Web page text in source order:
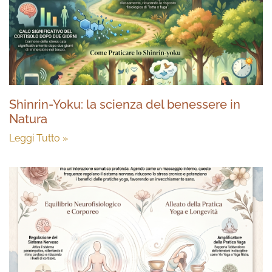
Shinrin-Yoku: la scienza del benessere in
Natura
Leggi Tutto »